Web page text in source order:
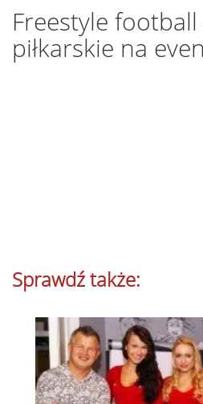
Freestyle
piłkarskie na
Sprawdź także: